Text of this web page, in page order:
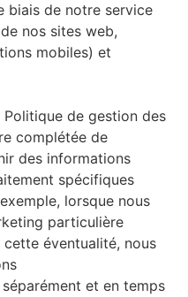
biais de notre service
nos sites web,
mobiles) et
de gestion des
complétée de
des informations
spécifiques
lorsque nous
particulière
cette éventualité, nous
et en temps